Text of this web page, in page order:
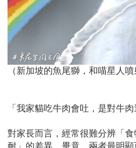
（新加坡的魚尾獅，和喵星人噴
「我家貓吃牛肉會吐，是對牛肉
對家長而言，經常很難分辨「
耐」的差異，畢竟，兩者最明